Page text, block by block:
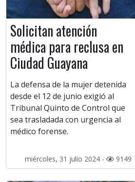
Solicitan atención
médica para reclusa en
Ciudad Guayana
La defensa de la mujer detenida
desde el 12 de junio exigió al
Tribunal Quinto de Control que
sea trasladada con urgencia al
médico forense.
miércoles, 31 julio 2024 - 9149